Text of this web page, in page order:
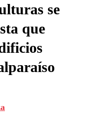
se
que